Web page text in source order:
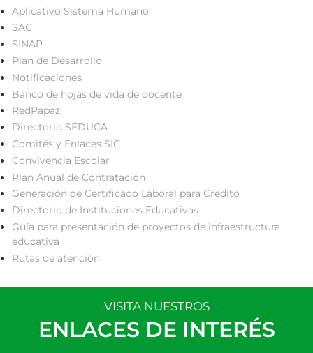
Aplicativo Sistema Humano
SAC
SINAP
Plan de Desarrollo
Notificaciones
Banco de hojas de vida de docente
RedPapaz
Directorio SEDUCA
Comités y Enlaces SIC
Convivencia Escolar
Plan Anual de Contratación
Generación de Certificado Laboral para Crédito
Directorio de Instituciones Educativas
Guía para presentación de proyectos de infraestructura
educativa
Rutas de atención
VISITA NUESTROS
ENLACES DE INTERÉS